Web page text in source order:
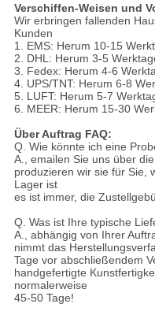
Verschiffen-Weisen und
Wir erbringen fallenden
Kunden
1. EMS: Herum 10-15
2. DHL: Herum 3-5
3. Fedex: Herum 4-6
4. UPS/TNT: Herum 6-8
5. LUFT: Herum 5-7
6. MEER: Herum 15-30
Über Auftrag FAQ:
Q. Wie könnte ich eine
A., emailen Sie uns über
produzieren wir sie für Sie,
Lager ist
es ist immer, die
Q. Was ist Ihre typische
A., abhängig von Ihrer
nimmt das
Tage vor abschließendem
handgefertigte
normalerweise
45-50 Tage!